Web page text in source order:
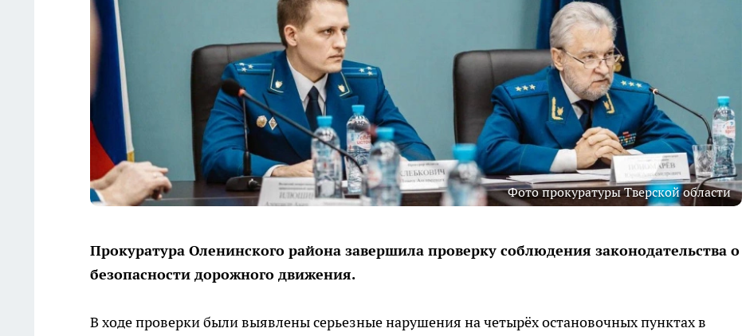
Фото прокуратуры Тверской области
Прокуратура Оленинского района завершила проверку соблюдения законодательства о
безопасности дорожного движения.
В ходе проверки были выявлены серьезные нарушения на четырёх остановочных пунктах в